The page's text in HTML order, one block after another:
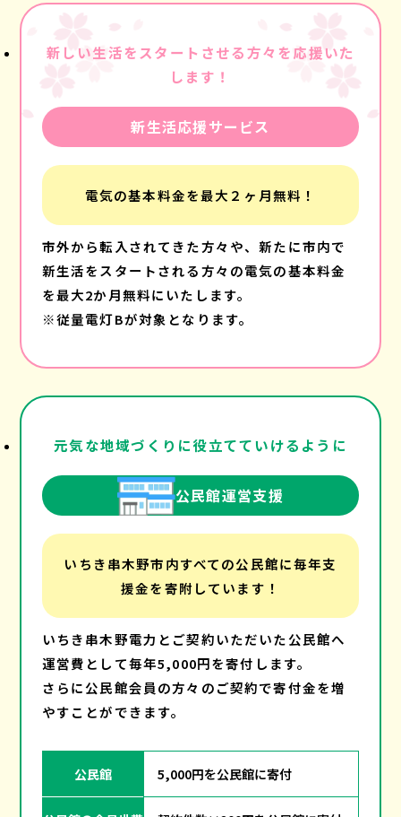
新しい生活をスタートさせる方々を応援いた
します！
新生活応援サービス
電気の基本料金を最大２ヶ月無料！
市外から転入されてきた方々や、新たに市内で
新生活をスタートされる方々の電気の基本料金
を最大2か月無料にいたします。
※従量電灯Bが対象となります。
元気な地域づくりに役立てていけるように
公民館運営支援
いちき串木野市内すべての公民館に毎年支
援金を寄附しています！
いちき串木野電力とご契約いただいた公民館へ
運営費として毎年5,000円を寄付します。
さらに公民館会員の方々のご契約で寄付金を増
やすことができます。
公民館 5,000円を公民館に寄付